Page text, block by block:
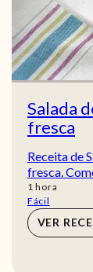
Salada
fresca
Receita de
fresca.
1 hora
hora
Fácil
VER